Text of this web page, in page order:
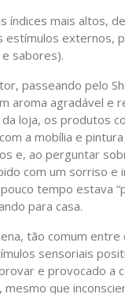
índices mais altos,
estímulos externos,
sabores).
passeando pelo
aroma agradável e
loja, os produtos
a mobília e
e, ao perguntar
com um sorriso e
tempo estava
para casa.
tão comum entre
sensoriais
e provocado a
mesmo que